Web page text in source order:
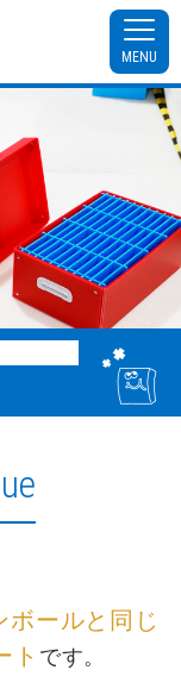
MENU
ボールと同じ
ト です。